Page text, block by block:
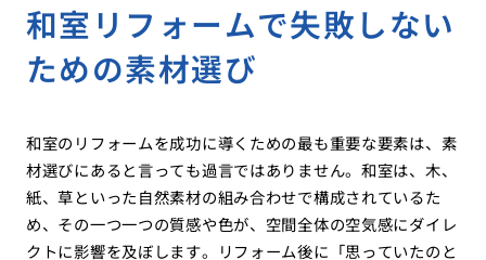
和室リフォームで失敗しない
ための素材選び
和室のリフォームを成功に導くための最も重要な要素は、素
材選びにあると言っても過言ではありません。和室は、木、
紙、草といった自然素材の組み合わせで構成されているた
め、その一つ一つの質感や色が、空間全体の空気感にダイレ
クトに影響を及ぼします。リフォーム後に「思っていたのと